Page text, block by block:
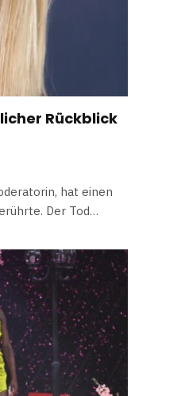
Rückblick
hat einen
Der Tod…